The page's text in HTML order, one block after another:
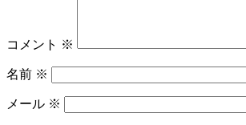
コメント ※
名前 ※
メール ※